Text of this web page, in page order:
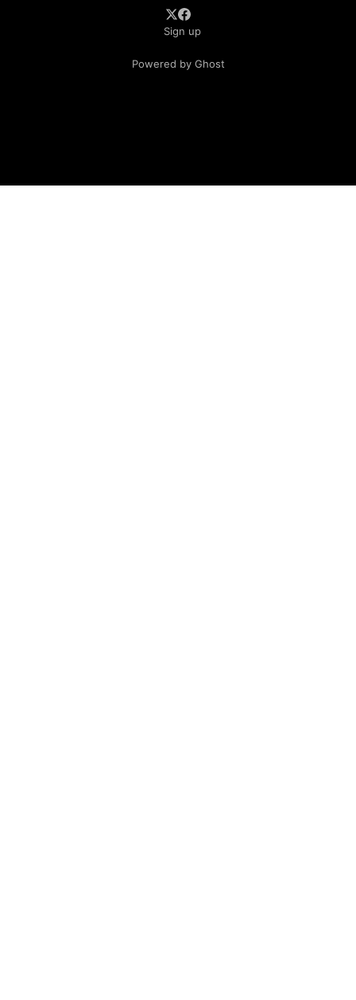
Sign up
Powered by Ghost